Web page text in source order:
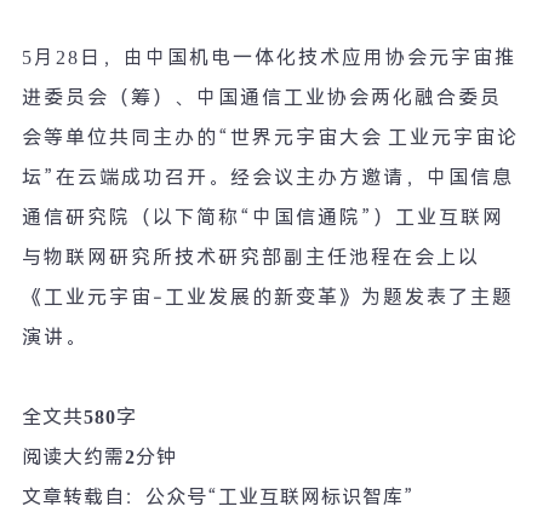
5月 28 日，由中国机电一体化技术应用协会元宇宙推
进委员会（筹）、中国通信工业协会两化融合委员
会等单位共同主办的 “世界元宇宙大会 工业元宇宙论
坛” 在云端成功召开。经会议主办方邀请，中国信息
通信研究院（以下简称 “ 中国信通院 ” ）工业互联网
与物联网研究所技术研究部副主任池程在会上以
《工业元宇宙 - 工业发展的新变革》为题发表了主题
演讲。
全文共580字
阅读大约需2分钟
文章转载自：公众号“工业互联网标识智库”